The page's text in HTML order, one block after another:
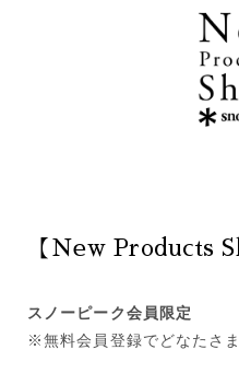
【New Products
スノーピーク会員限定
※無料会員登録でどなたさ